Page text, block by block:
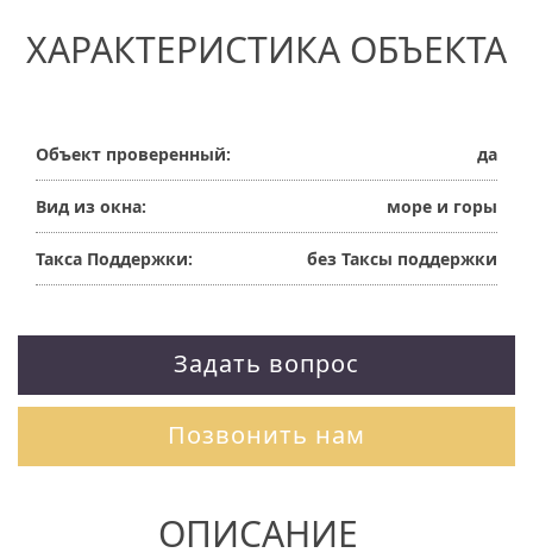
ХАРАКТЕРИСТИКА ОБЪЕКТА
Объект проверенный: да
Вид из окна: море и горы
Такса Поддержки: без Таксы поддержки
Задать вопрос
Позвонить нам
ОПИСАНИЕ